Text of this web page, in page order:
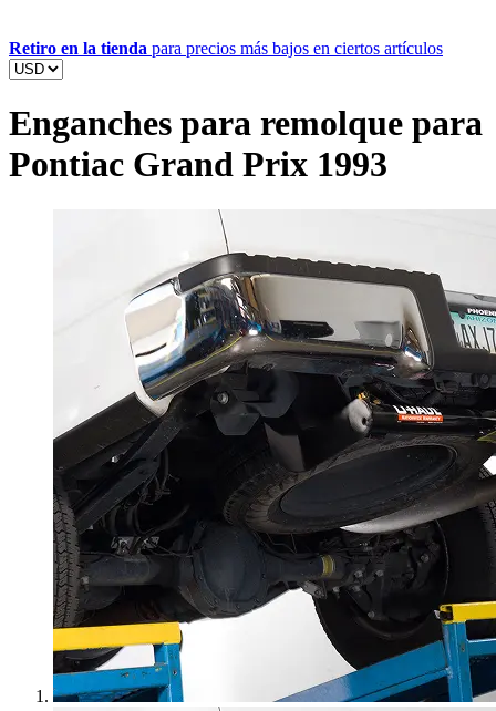
Retiro en la tienda para precios más bajos en ciertos artículos
Enganches para remolque para
Pontiac Grand Prix 1993